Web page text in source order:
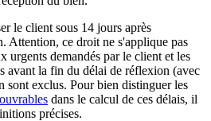
le client sous 14 jours après
Attention, ce droit ne s'applique pas
urgents demandés par le client et les
avant la fin du délai de réflexion (avec
sont exclus. Pour bien distinguer les
dans le calcul de ces délais, il
précises.